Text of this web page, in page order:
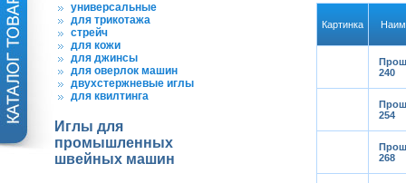
универсальные
для трикотажа
стрейч
для кожи
для джинсы
для оверлок машин
двухстержневые иглы
для квилтинга
Иглы для
промышленных
швейных машин
Картинка
240
254
268